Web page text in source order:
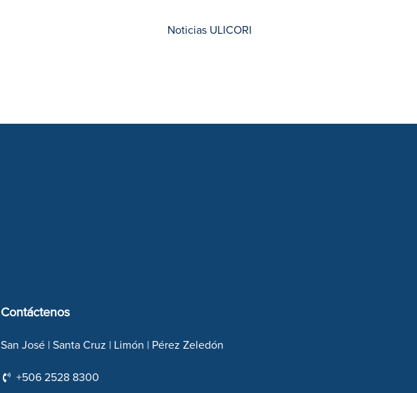
Noticias ULICORI
Contáctenos
San José | Santa Cruz | Limón | Pérez Zeledón
+506 2528 8300